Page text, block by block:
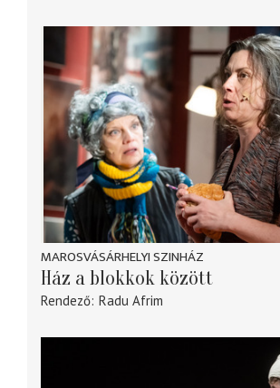
MAROSVÁSÁRHELYI SZINHÁZ
Ház a blokkok között
Rendező Radu Afrim